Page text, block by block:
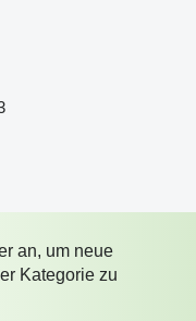
an, um neue
Kategorie zu